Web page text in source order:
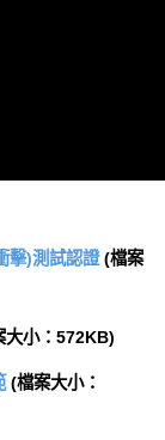
擊)測試認證(檔案
小：572KB)
(檔案大小：